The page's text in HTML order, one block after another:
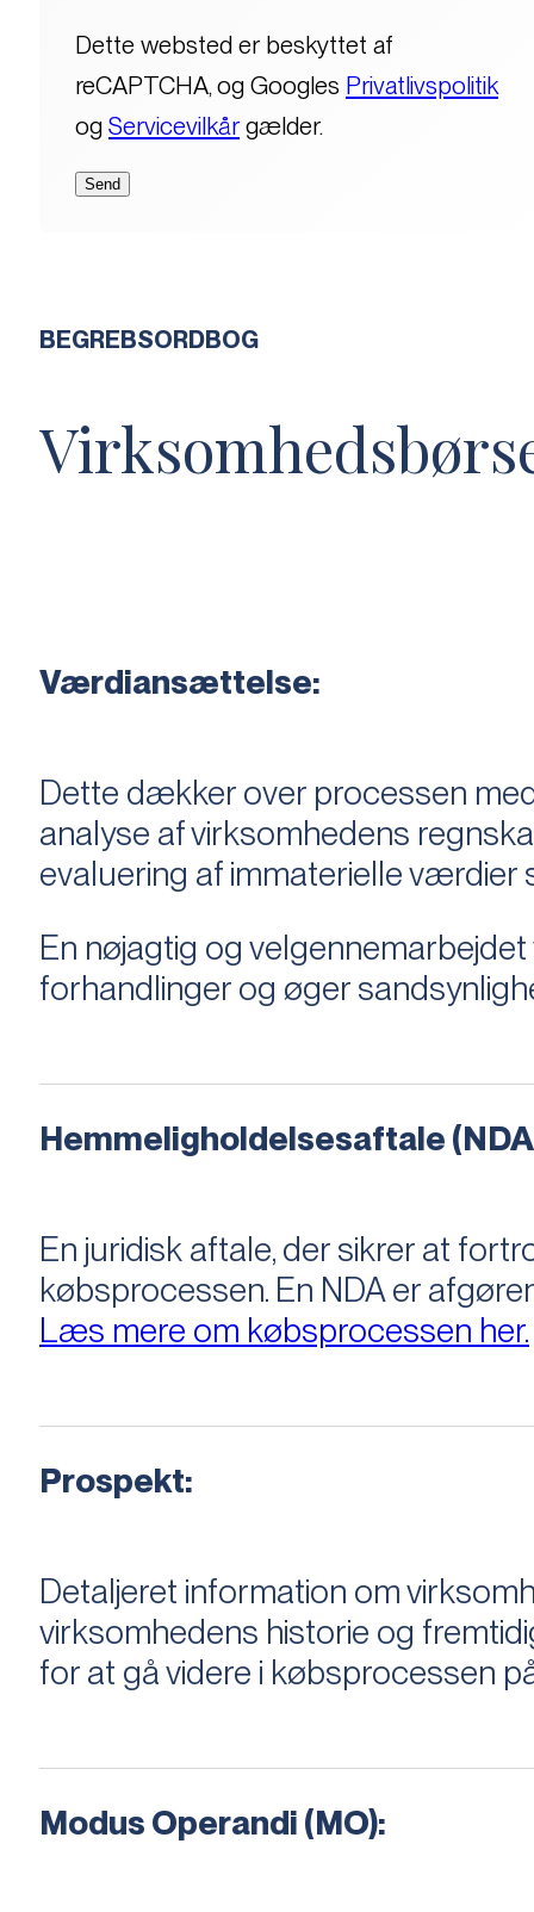
Dette websted er beskyttet af
reCAPTCHA, og Googles Privatlivspolitik
og Servicevilkårgælder.
BEGREBSORDBOG
Værdiansættelse:
Dette dækker over processen
analyse af virksomhedens
evaluering af immaterielle
En nøjagtig og
forhandlinger og øger
Hemmeligholdelsesaftale
En juridisk aftale, der sikrer at
købsprocessen​​. En NDA er
Læs mere om købsprocessen her.
Prospekt:
Detaljeret information om
virksomhedens historie og
for at gå videre i købsprocessen
Modus Operandi (MO):